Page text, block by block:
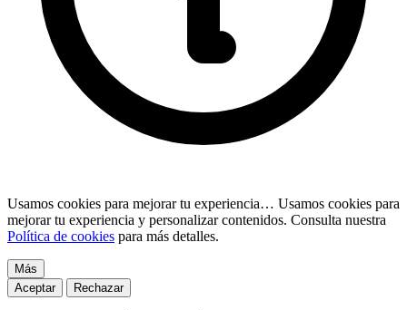
Usamos cookies para mejorar tu experiencia… Usamos cookies para
mejorar tu experiencia y personalizar contenidos. Consulta nuestra
Política de cookies para más detalles.
Más
Aceptar
Rechazar